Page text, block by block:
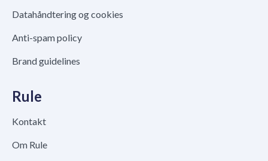
Datahåndtering og cookies
Anti-spam policy
Brand guidelines
Rule
Kontakt
Om Rule